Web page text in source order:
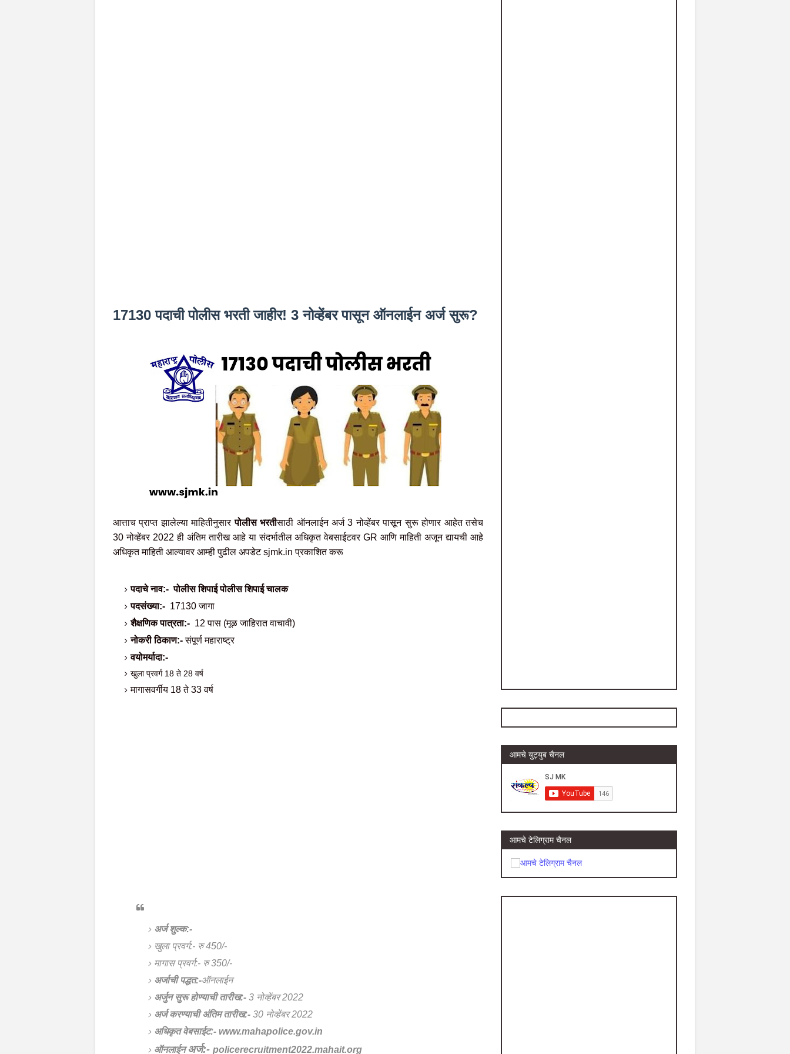
17130 पदाची पोलीस भरती जाहीर! 3 नोव्हेंबर पासून ऑनलाईन अर्ज सुरू?
आत्ताच प्राप्त झालेल्या माहितीनुसारपोलीस भरतीसाठी ऑनलाईन अर्ज 3 नोव्हेंबर पासून सुरू होणार आहेत तसेच
30 नोव्हेंबर 2022 ही अंतिम तारीख आहे या संदर्भातील अधिकृत वेबसाईटवर GR आणि माहिती अजून द्यायची आहे
अधिकृत माहिती आल्यावर आम्ही पुढील अपडेट sjmk.in प्रकाशित करू
पदाचे नाव:- पोलीस शिपाई पोलीस शिपाई चालक
पदसंख्या:- 17130 जागा
शैक्षणिक पात्रता:- 12 पास (मूळ जाहिरात वाचावी)
नोकरी ठिकाण:-संपूर्ण महाराष्ट्र
वयोमर्यादा:-
खुला प्रवर्ग 18 ते 28 वर्ष
मागासवर्गीय 18 ते 33 वर्ष
अर्ज शुल्क:-
खुला प्रवर्ग:- रु 450/-
मागास प्रवर्ग:- रु 350/-
अर्जाची पद्धत:-ऑनलाईन
अर्जुन सुरू होण्याची तारीख:- 3 नोव्हेंबर 2022
अर्ज करण्याची अंतिम तारीख:- 30 नोव्हेंबर 2022
अधिकृत वेबसाईट:- www.mahapolice.gov.in
ऑनलाईनअर्ज:- policerecruitment2022.mahait.org
आमचे युट्युब चैनल
आमचे टेलिग्राम चैनल